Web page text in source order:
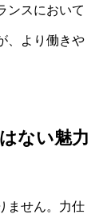
ンスにおいて
、より働きや
ない魅力
ません。力仕